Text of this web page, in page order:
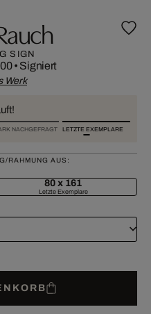
SIGN
• Signiert
Werk
NACHGEFRAGT LETZTE EXEMPLARE
RAHMUNG AUS:
80 x 161
Letzte Exemplare